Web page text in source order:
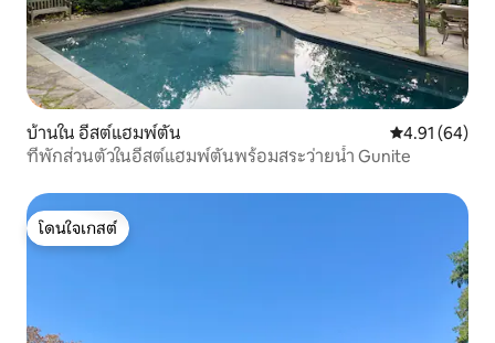
บ้านใน อีสต์แฮมพ์ตัน คะแนนเฉลี่ย
4.91 (64)
ที่พักส่วนตัวในอีสต์แฮมพ์ตันพร้อมสระว่ายน้ำ Gunite
โดนใจเกสต์
โดนใจเกสต์